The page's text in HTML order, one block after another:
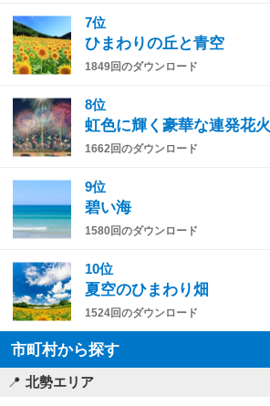
7位
ひまわりの丘と青空
1849回のダウンロード
8位
虹色に輝く豪華な連発花火
1662回のダウンロード
9位
碧い海
1580回のダウンロード
10位
夏空のひまわり畑
1524回のダウンロード
市町村から探す
北勢エリア